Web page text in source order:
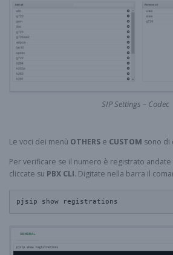
SIP Settings – Codec
Le voci dei menù OTHERS e CUSTOM sono di
Per verificare se il numero è registrato andate
cliccate su PBX CLI. Digitate nella barra il
pjsip show registrations